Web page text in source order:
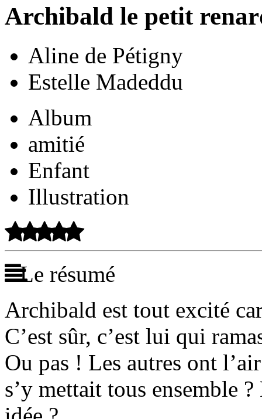
Archibald le petit
Aline de Pétigny
Estelle Madeddu
Album
amitié
Enfant
Illustration
Le résumé
Archibald est tout excité
C’est sûr, c’est lui qui
Ou pas ! Les autres ont
s’y mettait tous ensemble